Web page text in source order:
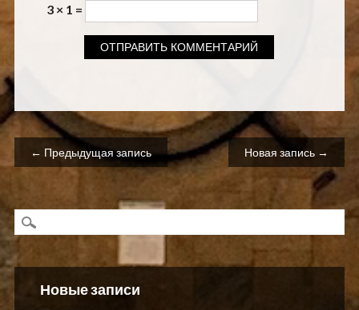
3 × 1 =
Навигация по записям
← Предыдущая запись Новая запись →
Новые записи